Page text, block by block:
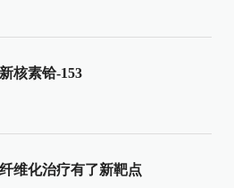
核素铪-153
维化治疗有了新靶点